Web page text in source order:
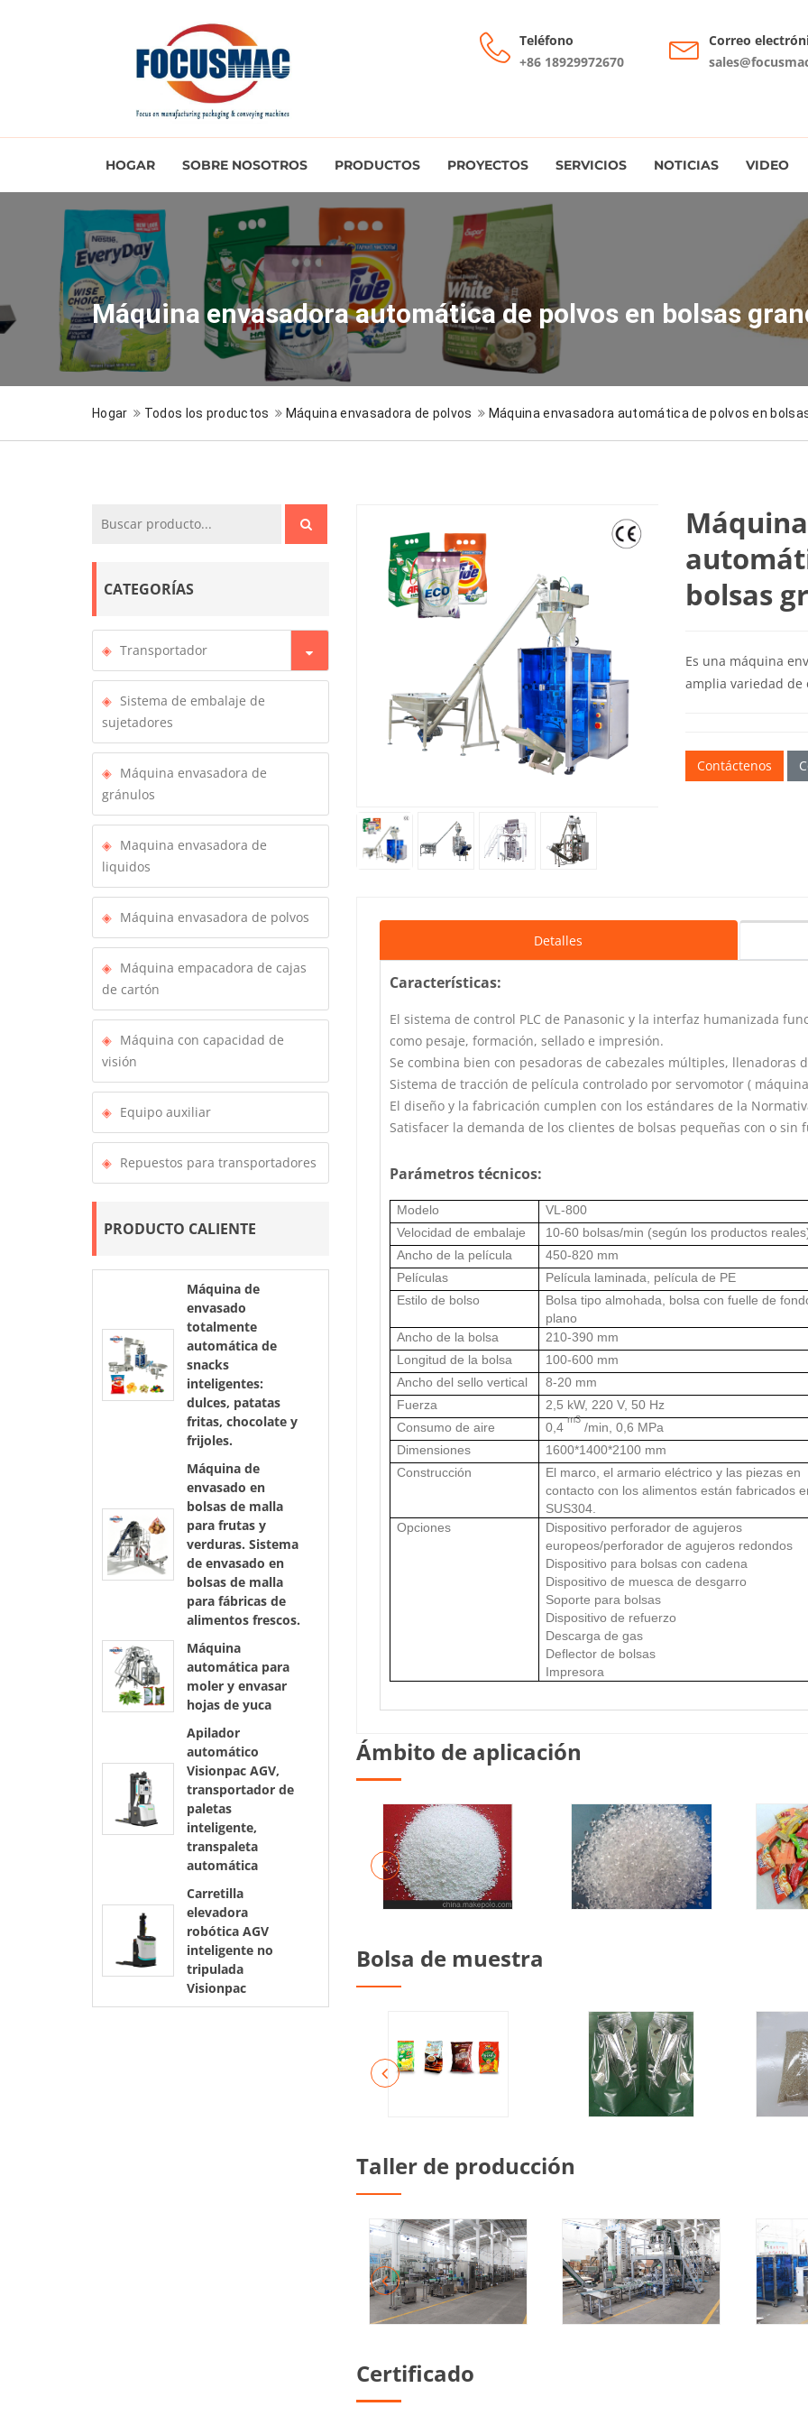
Teléfono
+86 18929972670
Correo
HOGAR SOBRE NOSOTROS PRODUCTOS PROYECTOS SERVICIOS NOTICIAS VIDEO
Máquina envasadora automática de polvos en bolsas
Hogar Todos los productos Máquina envasadora de polvos Máquina envasadora automática de polvos en
CATEGORÍAS
Transportador
Sistema de embalaje de
sujetadores
Máquina envasadora de
gránulos
Maquina envasadora de
liquidos
Máquina envasadora de polvos
Máquina empacadora de cajas
de cartón
Máquina con capacidad de
visión
Equipo auxiliar
Repuestos para transportadores
PRODUCTO CALIENTE
Máquina de
envasado
totalmente
automática de
snacks
inteligentes:
dulces, patatas
fritas, chocolate y
frijoles.
Máquina de
envasado en
bolsas de malla
para frutas y
verduras. Sistema
de envasado en
bolsas de malla
para fábricas de
alimentos frescos.
Máquina
automática para
moler y envasar
hojas de yuca
Apilador
automático
Visionpac AGV,
transportador de
paletas
inteligente,
transpaleta
automática
Carretilla
elevadora
robótica AGV
inteligente no
tripulada
Visionpac
bolsas
Es una máquina
amplia variedad de
Contáctenos
Detalles
Características:
El sistema de control PLC de Panasonic y la interfaz humanizada
como pesaje, formación, sellado e impresión.
Se combina bien con pesadoras de cabezales múltiples, llenadoras
Sistema de tracción de película controlado por servomotor (
El diseño y la fabricación cumplen con los estándares de la
Satisfacer la demanda de los clientes de bolsas pequeñas con o sin
Parámetros técnicos:
Modelo
VL-800
Velocidad de embalaje
10-60 bolsas/min (según los productos
Ancho de la película
450-820 mm
Películas
Película laminada, película de PE
Estilo de bolso
Bolsa tipo almohada, bolsa con fuelle de
plano
Ancho de la bolsa
210-390 mm
Longitud de la bolsa
100-600 mm
Ancho del sello vertical
8-20 mm
Fuerza
2,5 kW, 220 V, 50 Hz
Consumo de aire
0,4
m3
/min, 0,6 MPa
Dimensiones
1600*1400*2100 mm
Construcción
El marco, el armario eléctrico y las piezas en
contacto con los alimentos están fabricados
SUS304.
Opciones
Dispositivo perforador de agujeros
europeos/perforador de agujeros redondos
Dispositivo para bolsas con cadena
Dispositivo de muesca de desgarro
Soporte para bolsas
Dispositivo de refuerzo
Descarga de gas
Deflector de bolsas
Impresora
Ámbito de aplicación
Bolsa de muestra
Taller de producción
Certificado